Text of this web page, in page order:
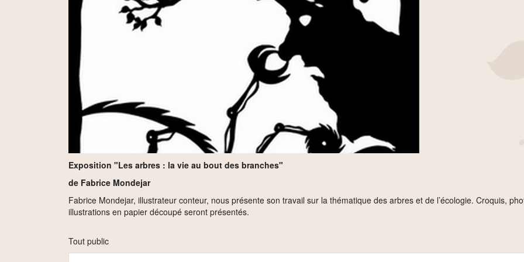
Exposition "Les arbres : la vie au bout des branches"
de Fabrice Mondejar
Fabrice Mondejar, illustrateur conteur, nous présente son travail sur la thématique des arbres et de l’écologie. Croquis,
illustrations en papier découpé seront présentés.
Tout public